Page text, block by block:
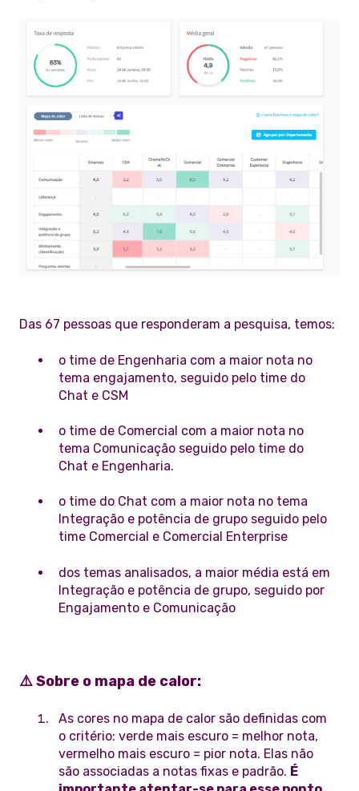
Das 67 pessoas que responderam a pesquisa, temos:
o time de Engenharia com a maior nota no
tema engajamento, seguido pelo time do
Chat e CSM
o time de Comercial com a maior nota no
tema Comunicação seguido pelo time do
Chat e Engenharia.
o time do Chat com a maior nota no tema
Integração e potência de grupo seguido pelo
time Comercial e Comercial Enterprise
dos temas analisados, a maior média está em
Integração e potência de grupo, seguido por
Engajamento e Comunicação
⚠️Sobre o mapa de calor:
As cores no mapa de calor são definidas com
o critério: verde mais escuro = melhor nota,
vermelho mais escuro = pior nota. Elas não
são associadas a notas fixas e padrão. É